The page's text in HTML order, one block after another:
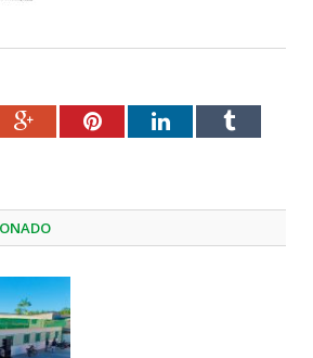
Google+PinterestLinkedInTumblr